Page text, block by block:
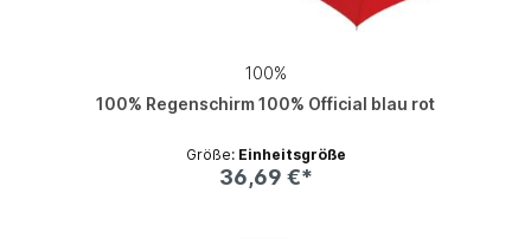
100%
100% Regenschirm 100% Official blau rot
Größe: Einheitsgröße
36,69 €*